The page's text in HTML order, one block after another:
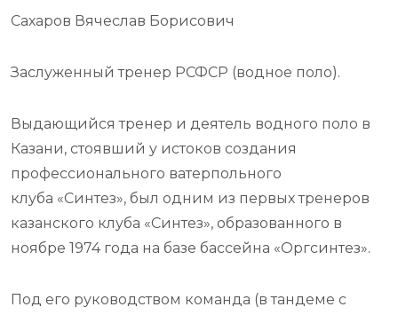
Сахаров Вячеслав Борисович
Заслуженный тренер РСФСР (водное поло).
Выдающийся тренер и деятель водного поло в
Казани, стоявший у истоков создания
профессионального ватерпольного
клуба «Синтез», был одним из первых тренеров
казанского клуба «Синтез», образованного в
ноябре 1974 года на базе бассейна «Оргсинтез».
Под его руководством команда (в тандеме с